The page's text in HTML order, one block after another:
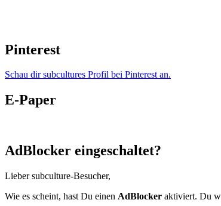
Pinterest
Schau dir subcultures Profil bei Pinterest an.
E-Paper
AdBlocker eingeschaltet?
Lieber subculture-Besucher,
Wie es scheint, hast Du einen AdBlocker aktiviert. Du